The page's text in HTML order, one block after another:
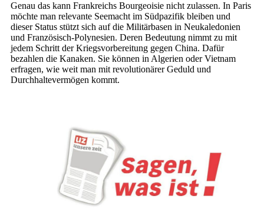
Genau das kann Frankreichs Bourgeoisie nicht zulassen. In Paris
möchte man relevante Seemacht im Südpazifik bleiben und
dieser Status stützt sich auf die Militärbasen in Neukaledonien
und Französisch-Polynesien. Deren Bedeutung nimmt zu mit
jedem Schritt der Kriegsvorbereitung gegen China. Dafür
bezahlen die Kanaken. Sie können in Algerien oder Vietnam
erfragen, wie weit man mit revolutionärer Geduld und
Durchhaltevermögen kommt.